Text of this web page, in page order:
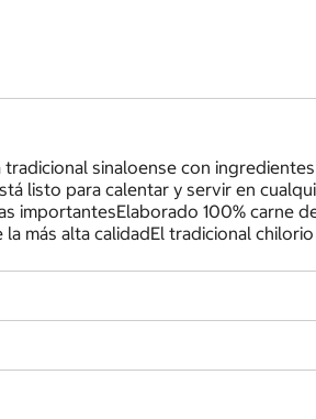
sinaloense con
listo para calentar y servir en
importantesElaborado 100% carne
más alta calidadEl tradicional